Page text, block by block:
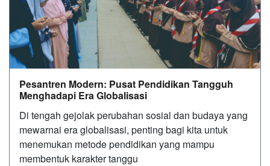
Pesantren Modern: Pusat Pendidikan Tangguh
Menghadapi Era Globalisasi
Di tengah gejolak perubahan sosial dan budaya yang
mewarnai era globalisasi, penting bagi kita untuk
menemukan metode pendidikan yang mampu
membentuk karakter tanggu